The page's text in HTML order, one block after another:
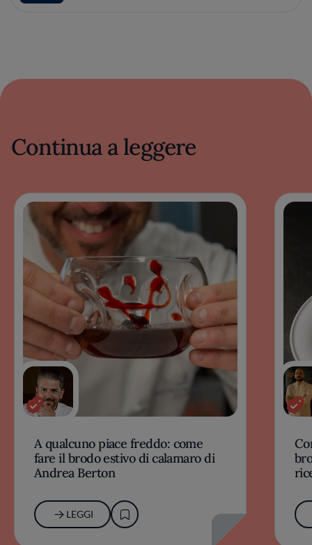
Continua a leggere
A qualcuno piace freddo: come
fare il brodo estivo di calamaro di
Andrea Berton
LEGGI